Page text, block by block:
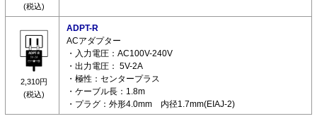
(税込)
2,310円
(税込)
ADPT-R
ACアダプター
・入力電圧：AC100V-240V
・出力電圧： 5V-2A
・極性：センタープラス
・ケーブル長：1.8m
・プラグ：外形4.0mm 内径1.7mm(EIAJ-2)